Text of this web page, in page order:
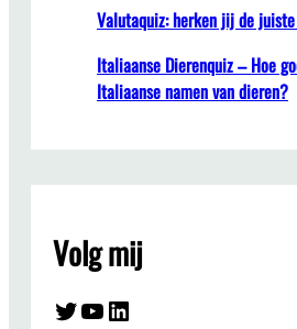
Valutaquiz: herken jij de
Italiaanse Dierenquiz – Hoe
Italiaanse namen van dieren?
Volg mij
Twitter YouTube LinkedIn